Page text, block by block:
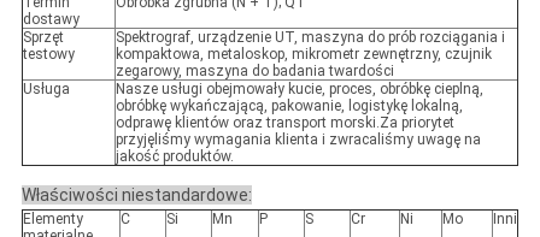
dostawy
Sprzęt
testowy
Spektrograf, urządzenie UT, maszyna do prób rozciągania i
kompaktowa, metaloskop, mikrometr zewnętrzny, czujnik
zegarowy, maszyna do badania twardości
Usługa
Nasze usługi obejmowały kucie, proces, obróbkę cieplną,
obróbkę wykańczającą, pakowanie, logistykę lokalną,
odprawę klientów oraz transport morski.Za priorytet
przyjęliśmy wymagania klienta i zwracaliśmy uwagę na
jakość produktów.
Właściwości niestandardowe:
Elementy
C Si Mn P S Cr Ni Mo Inni